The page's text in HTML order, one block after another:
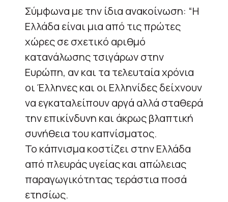
Σύμφωνα με την ίδια ανακοίνωση: “H
Ελλάδα είναι μια από τις πρώτες
χώρες σε σχετικό αριθμό
κατανάλωσης τσιγάρων στην
Ευρώπη, αν και τα τελευταία χρόνια
οι Έλληνες και οι Ελληνίδες δείχνουν
να εγκαταλείπουν αργά αλλά σταθερά
την επικίνδυνη και άκρως βλαπτική
συνήθεια του καπνίσματος.
Το κάπνισμα κοστίζει στην Ελλάδα
από πλευράς υγείας και απώλειας
παραγωγικότητας τεράστια ποσά
ετησίως.